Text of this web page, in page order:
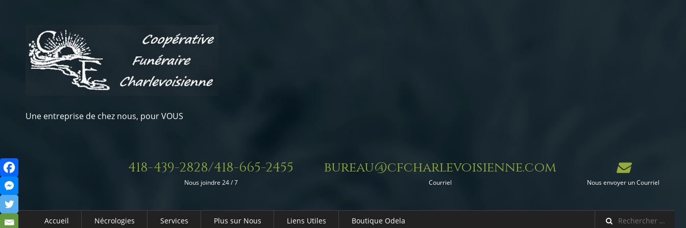
Une entreprise de chez nous, pour VOUS
418-439-2828/418-665-2455
Nous joindre 24 / 7
bureau@cfcharlevoisienne.com
Courriel Nous envoyer un Courriel
Accueil Nécrologies Services Plus sur Nous Liens Utiles Boutique Odela